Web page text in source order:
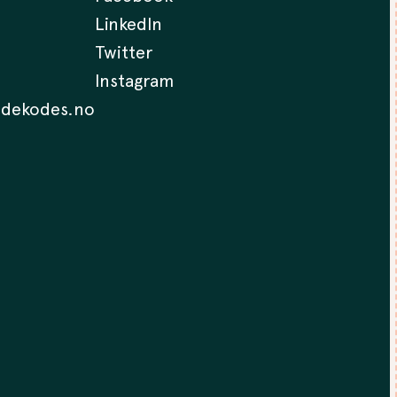
LinkedIn
Twitter
Instagram